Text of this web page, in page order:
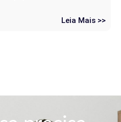
Leia Mais >>